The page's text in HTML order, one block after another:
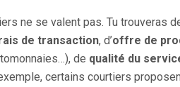
ne se valent pas. Tu trouveras
de transaction, d’offre de
de qualité du
certains courtiers